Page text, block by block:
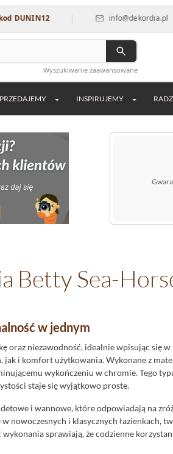
info@dekordia.pl
Wyszukiwanie zaawansowane
INSPIRUJEMY
Betty Sea-
w jednym
oraz niezawodność, idealnie wpisując się
i komfort użytkowania. Wykonane z
wykończeniu w chromie. Tego
staje się wyjątkowo proste.
i wannowe, które odpowiadają na
i klasycznych łazienkach,
sprawiają, że codzienne